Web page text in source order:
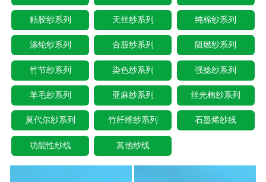
粘胶纱系列 天丝纱系列 纯棉纱系列
涤纶纱系列 合股纱系列 阻燃纱系列
竹节纱系列 染色纱系列 强捻纱系列
羊毛纱系列 亚麻纱系列 丝光棉纱系列
莫代尔纱系列 竹纤维纱系列 石墨烯纱线
功能性纱线 其他纱线